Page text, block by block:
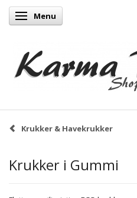
Skifte navigation
Menu
Krukker & Havekrukker
Krukker i Gummi